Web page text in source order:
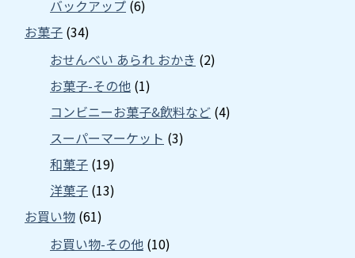
バックアップ (6)
お菓子 (34)
おせんべい あられ おかき (2)
お菓子-その他 (1)
コンビニーお菓子&飲料など (4)
スーパーマーケット (3)
和菓子 (19)
洋菓子 (13)
お買い物 (61)
お買い物-その他 (10)